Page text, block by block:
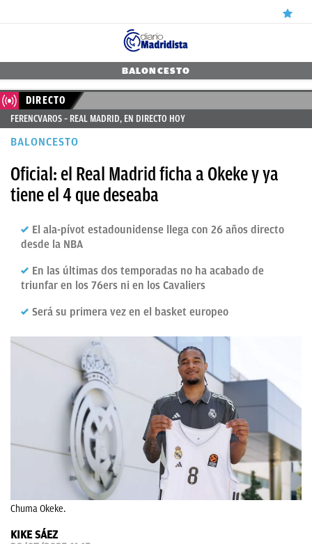
NOTICIAS
REAL
MADRID
BALONCESTO
CANTERA
FICHAJES
FEMENINO
PAPARAZZI
BALONCESTO
DIRECTO
FERENCVAROS – REAL MADRID, EN DIRECTO HOY
BALONCESTO
Oficial: el Real Madrid ficha a Okeke y ya
tiene el 4 que deseaba
El ala-pívot estadounidense llega con 26 años directo
desde la NBA
En las últimas dos temporadas no ha acabado de
triunfar en los 76ers ni en los Cavaliers
Será su primera vez en el basket europeo
Chuma Okeke.
KIKE SÁEZ